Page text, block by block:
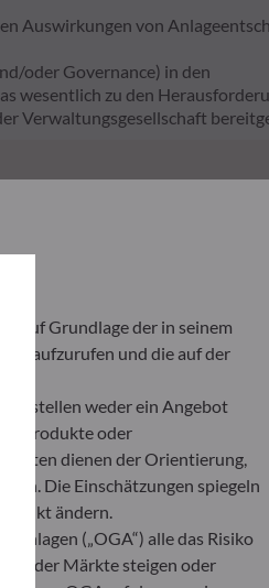
Auswirkungen von
oder Governance) in den
wesentlich zu den
Verwaltungsgesellschaft
auf Grundlage der in seinem
aufzurufen und die auf der
stellen weder ein Angebot
Produkte oder
dienen der Orientierung,
Die Einschätzungen spiegeln
ändern.
Anlagen („OGA“) alle das Risiko
der Märkte steigen oder